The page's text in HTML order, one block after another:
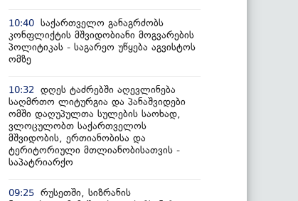
10:40 საქართველო განაგრძობს
კონფლიქტის მშვიდობიანი მოგვარების
პოლიტიკას - საგარეო უწყება აგვისტოს
ომზე
10:32
დღეს ტაძრებში აღევლინება
საღმრთო ლიტურგია და პანაშვიდები
ომში დაღუპულთა სულების საოხად,
ვლოცულობთ საქართველოს
მშვიდობის, ერთიანობისა და
ტერიტორიული მთლიანობისათვის -
საპატრიარქო
09:25 რუსეთში, სიზრანის